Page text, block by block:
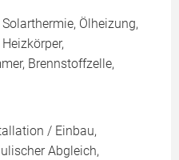
Ölheizung,
Brennstoffzelle,
/ Einbau,
Abgleich,